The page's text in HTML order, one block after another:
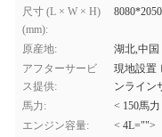
尺寸 (L × W × H)
(mm):
原産地:
湖北,中国
アフターサービ
ス提供:
現地設置
ンライン
馬力:
< 150馬力
エンジン容量:
< 4L="">